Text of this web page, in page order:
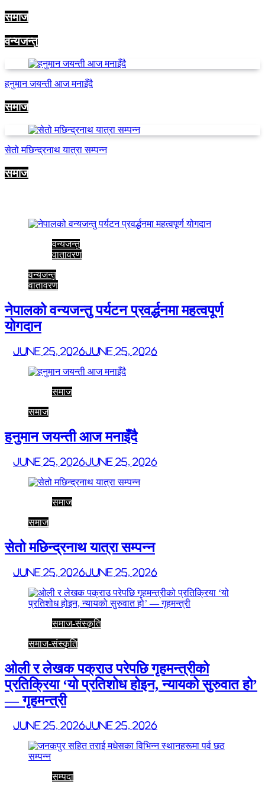
समाज
वन्यजन्तु
हनुमान जयन्ती आज मनाइँदै
समाज
सेतो मछिन्द्रनाथ यात्रा सम्पन्न
समाज
वन्यजन्तु
वातावरण
वन्यजन्तु
वातावरण
नेपालको वन्यजन्तु पर्यटन प्रवर्द्धनमा महत्वपूर्ण
योगदान
June 25, 2026June 25, 2026
समाज
समाज
हनुमान जयन्ती आज मनाइँदै
June 25, 2026June 25, 2026
समाज
समाज
सेतो मछिन्द्रनाथ यात्रा सम्पन्न
June 25, 2026June 25, 2026
समाज-संस्कृति
समाज-संस्कृति
ओली र लेखक पक्राउ परेपछि गृहमन्त्रीको
प्रतिक्रिया ‘यो प्रतिशोध होइन, न्यायको सुरुवात हो’
— गृहमन्त्री
June 25, 2026June 25, 2026
सम्पदा